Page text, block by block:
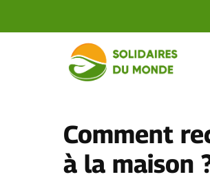
Comment
à la maison